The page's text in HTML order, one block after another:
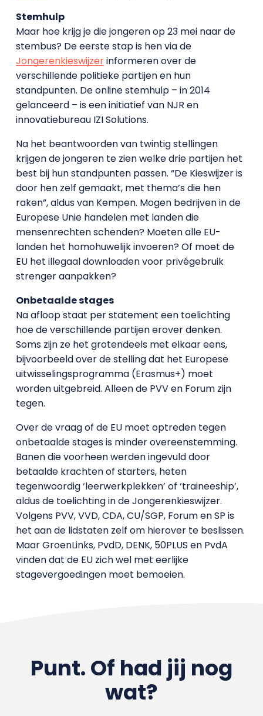
Stemhulp
Maar hoe krijg je die jongeren op 23 mei naar de
stembus? De eerste stap is hen via de
Jongerenkieswijzerinformeren over de
verschillende politieke partijen en hun
standpunten. De online stemhulp – in 2014
gelanceerd – is een initiatief van NJR en
innovatiebureau IZI Solutions.
Na het beantwoorden van twintig stellingen
krijgen de jongeren te zien welke drie partijen het
best bij hun standpunten passen. “De Kieswijzer is
door hen zelf gemaakt, met thema’s die hen
raken”, aldus van Kempen. Mogen bedrijven in de
Europese Unie handelen met landen die
mensenrechten schenden? Moeten alle EU-
landen het homohuwelijk invoeren? Of moet de
EU het illegaal downloaden voor privégebruik
strenger aanpakken?
Onbetaalde stages
Na afloop staat per statement een toelichting
hoe de verschillende partijen erover denken.
Soms zijn ze het grotendeels met elkaar eens,
bijvoorbeeld over de stelling dat het Europese
uitwisselingsprogramma (Erasmus+) moet
worden uitgebreid. Alleen de PVV en Forum zijn
tegen.
Over de vraag of de EU moet optreden tegen
onbetaalde stages is minder overeenstemming.
Banen die voorheen werden ingevuld door
betaalde krachten of starters, heten
tegenwoordig ‘leerwerkplekken’ of ‘traineeship’,
aldus de toelichting in de Jongerenkieswijzer.
Volgens PVV, VVD, CDA, CU/SGP, Forum en SP is
het aan de lidstaten zelf om hierover te beslissen.
Maar GroenLinks, PvdD, DENK, 50PLUS en PvdA
vinden dat de EU zich wel met eerlijke
stagevergoedingen moet bemoeien.
Punt. Of had jij nog
wat?